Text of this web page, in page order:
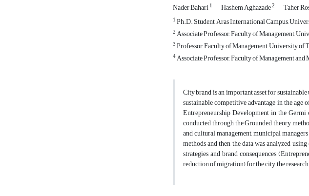
Nader Bahari1 Hashem Aghazade2 Taher
1Ph.D. Student, Aras International Campus,
2Associate Professor, Faculty of Management,
3Professor, Faculty of Management, University of
4Associate Professor, Faculty of Management
City brand is an important asset for
sustainable competitive advantage in the
Entrepreneurship Development in the
conducted through the Grounded theory
and cultural management, municipal
methods and then the data was analyzed
strategies and brand consequences
reduction of migration) for the city, the